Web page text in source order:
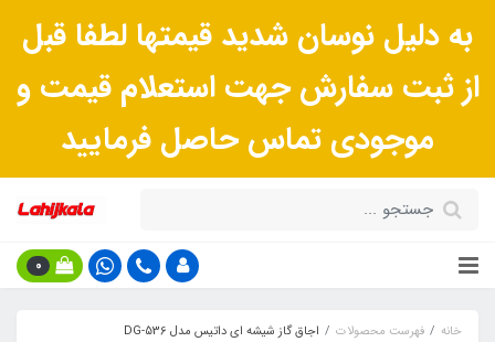
به دلیل نوسان شدید قیمتها لطفا قبل
از ثبت سفارش جهت استعلام قیمت و
موجودی تماس حاصل فرمایید
0
خانه فهرست محصولات اجاق گاز شیشه ای داتیس مدل DG-536